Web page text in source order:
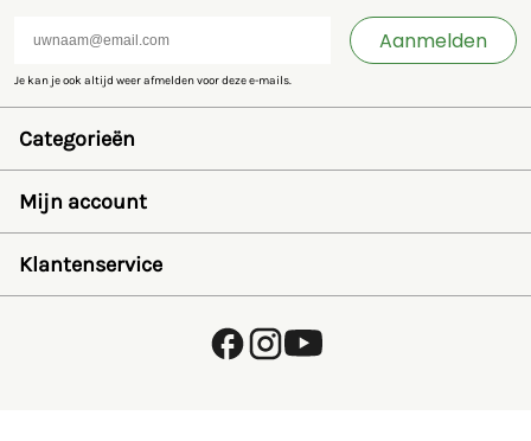
Aanmelden
Je kan je ook altijd weer afmelden voor deze e-mails.
Categorieën
Bruder
SIKU
Rolly Toys
Britains
Kids Globe
Jamara
Mijn account
Wensenlijst
Wachtwoord herstellen
Account aanmaken
Klantenservice